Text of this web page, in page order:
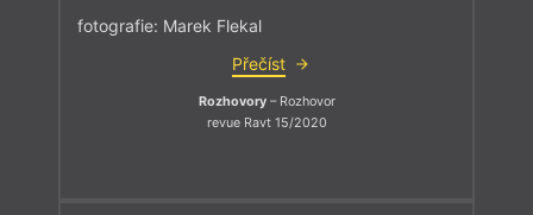
fotografie: Marek Flekal
Přečíst
Rozhovory– Rozhovor
revue Ravt 15/2020